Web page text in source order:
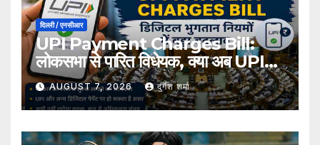
दिल्ली / एनसीआर
UPI Payment Charges Bill:
लोकसभा से पारित विधेयक, क्या अब UPI
भुगतान पर लग सकता है शुल्क?
AUGUST 7, 2026 दुर्गेश शर्मा